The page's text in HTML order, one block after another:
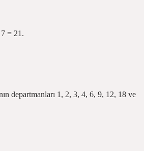
7 = 21.
departmanları 1, 2, 3, 4, 6, 9, 12, 18 ve